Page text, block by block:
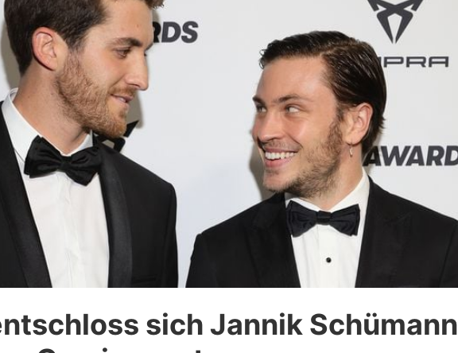
Promiflash Exklusiv
Alle Themen auf Promiflash
Team
Redaktionelle Richtlinien
Impressum
Datenschutzerklärung
Nutzungsbedingungen
sich Jannik Schümann